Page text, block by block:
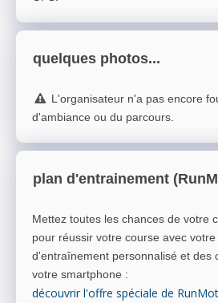
quelques photos...
L'organisateur n'a pas encore
d'ambiance ou du parcours.
plan d'entrainement
Mettez toutes les chances de votre
pour réussir votre course avec votre
d'entraînement personnalisé et des
votre smartphone :
découvrir l'offre spéciale de